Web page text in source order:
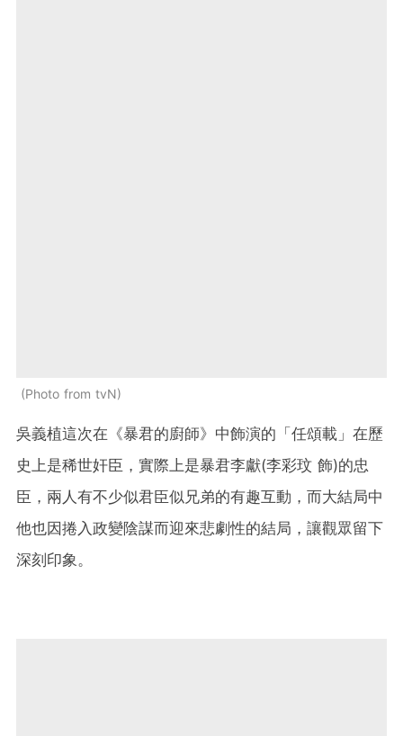
Photo from tvN
吳義植這次在《暴君的廚師》中飾演的「任頌載」在歷
史上是稀世奸臣，實際上是暴君李獻(李彩玟 飾)的忠
臣，兩人有不少似君臣似兄弟的有趣互動，而大結局中
他也因捲入政變陰謀而迎來悲劇性的結局，讓觀眾留下
深刻印象。